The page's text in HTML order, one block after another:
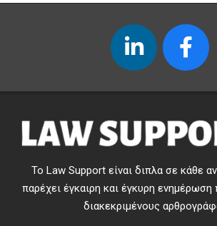
Το Law Support είναι διπλα σε κάθε
παρέχει έγκαιρη και έγκυρη ενημέρωση
διακεκριμένους